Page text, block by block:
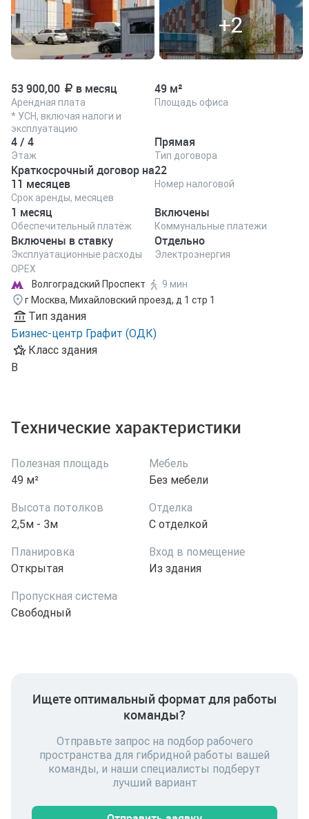
+2
Арендная плата
53 900,00 в месяц
* УСН, включая налоги и
эксплуатацию
Площадь офиса
49 м²
Этаж
4 / 4
Тип договора
Прямая
Срок аренды, месяцев
Краткосрочный договор на
11 месяцев
Номер налоговой
22
Обеспечительный платёж
1 месяц
Коммунальные платежи
Включены
Эксплуатационные расходы
ОРЕХ
Включены в ставку
Электроэнергия
Отдельно
Волгоградский Проспект
9 мин
г Москва, Михайловский проезд, д 1 стр 1
Тип здания
Бизнес-центр Графит (ОДК)
Класс здания
B
Технические характеристики
Полезная площадь
49 м²
Мебель
Без мебели
Высота потолков
2,5м - 3м
Отделка
С отделкой
Планировка
Открытая
Вход в помещение
Из здания
Пропускная система
Свободный
Ищете оптимальный формат для работы
команды?
Отправьте запрос на подбор рабочего
пространства для гибридной работы вашей
команды, и наши специалисты подберут
лучший вариант